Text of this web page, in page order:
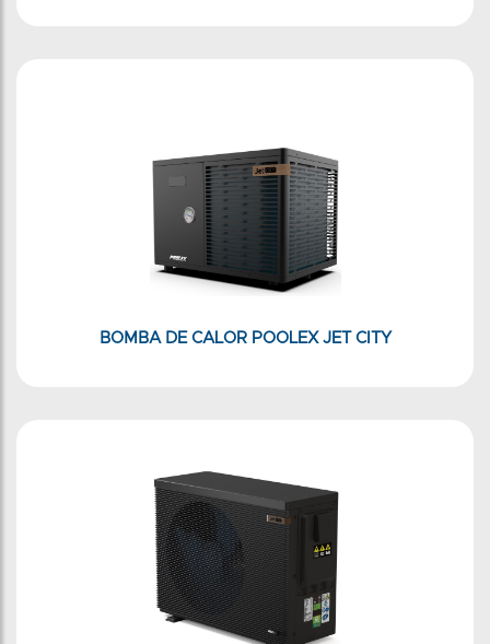
BOMBA DE CALOR POOLEX JET CITY